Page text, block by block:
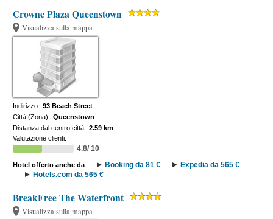
Crowne Plaza Queenstown
Visualizza sulla mappa
Indirizzo: 93 Beach Street
Città (Zona): Queenstown
Distanza dal centro città: 2.59 km
Valutazione clienti:
4.8/ 10
Hotel offerto anche da Booking da 81 €
Expedia da 565 €
Hotels.com da 565 €
BreakFree The Waterfront
Visualizza sulla mappa